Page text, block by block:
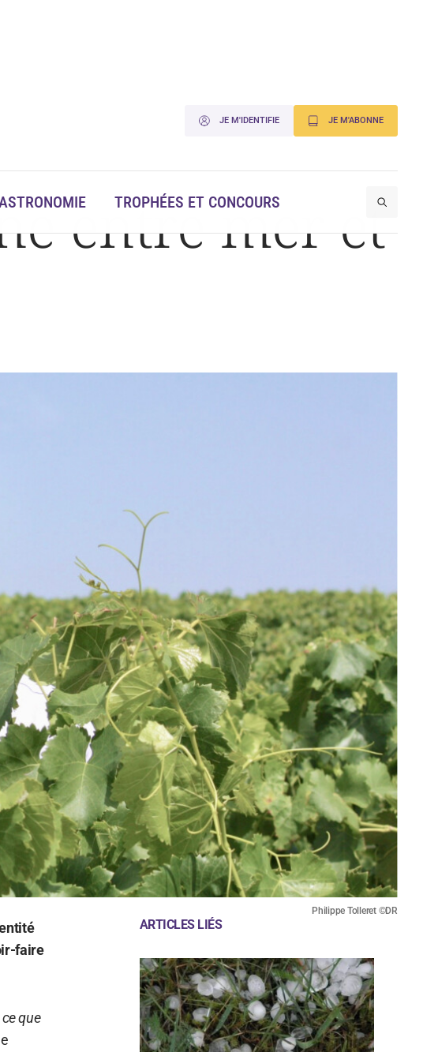
JE M'IDENTIFIE JE M'ABONNE
TROPHÉES ET CONCOURS
entre mer et
Philippe Tolleret ©DR
faire
que
ARTICLES LIÉS